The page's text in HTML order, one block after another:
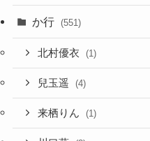
か行 (551)
北村優衣 (1)
兒玉遥 (4)
来栖りん (1)